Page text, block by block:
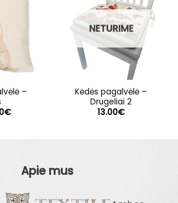
–
€Current
NETURIME
Kėdės pagalvėlė –
Drugeliai 2
13.00€
Apie mus